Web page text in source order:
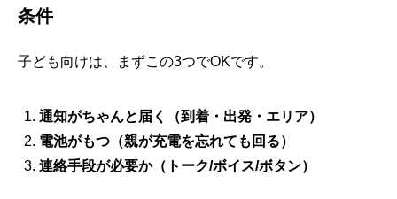
条件
子ども向けは、まずこの3つでOKです。
通知がちゃんと届く（到着・出発・エリア）
電池がもつ（親が充電を忘れても回る）
連絡手段が必要か（トーク/ボイス/ボタン）